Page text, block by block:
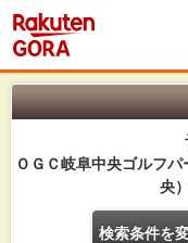
ＯＧＣ岐阜中央ゴルフ
央）
検索条件を